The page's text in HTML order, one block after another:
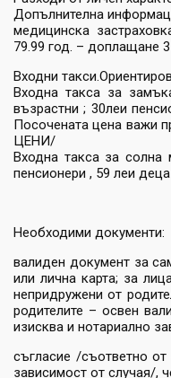
Допълнителна
медицинска
79.99 год. – доплащане 3
Входни
Входна такса за
възрастни ; 30леи
Посочената цена важи
ЦЕНИ/
Входна такса за
пенсионери , 59 леи
Необходими документи:
валиден документ за
или лична карта; за
непридружени от
родителите – освен
изисква и нотариално
съгласие /съответно
зависимост от случая/,